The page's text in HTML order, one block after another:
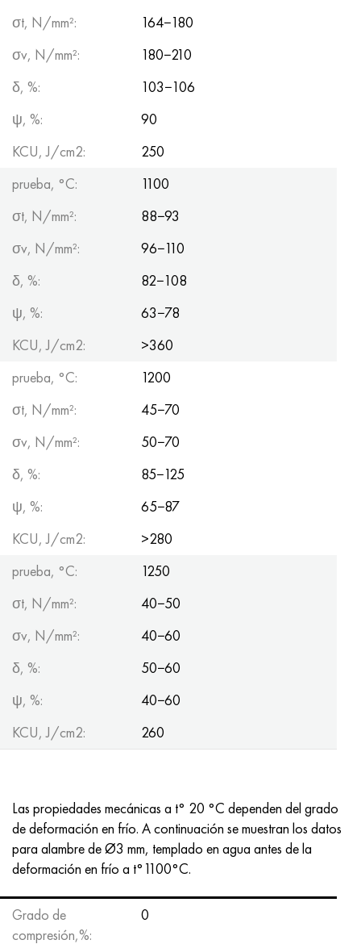
σt, N/mm²:
164−180
σv, N/mm²:
180−210
δ, %:
103−106
ψ, %:
90
KCU, J/cm2:
250
prueba, °С:
1100
σt, N/mm²:
88−93
σv, N/mm²:
96−110
δ, %:
82−108
ψ, %:
63−78
KCU, J/cm2:
>360
prueba, °С:
1200
σt, N/mm²:
45−70
σv, N/mm²:
50−70
δ, %:
85−125
ψ, %:
65−87
KCU, J/cm2:
>280
prueba, °С:
1250
σt, N/mm²:
40−50
σv, N/mm²:
40−60
δ, %:
50−60
ψ, %:
40−60
KCU, J/cm2:
260
Las propiedades mecánicas a t° 20 °C dependen del grado
de deformación en frío. A continuación se muestran los datos
para alambre de Ø3 mm, templado en agua antes de la
deformación en frío a t°1100°C.
Grado de
compresión,%:
0